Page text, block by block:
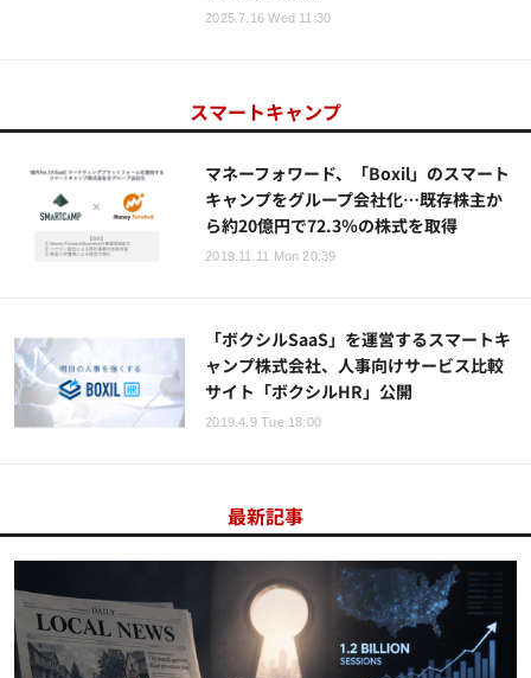
2025.7.16 Wed 11:30
スマートキャンプ
マネーフォワード、「Boxil」のスマート
キャンプをグループ会社化…既存株主か
ら約20億円で72.3％の株式を取得
2019.11.11 Mon 20:39
「ボクシルSaaS」を運営するスマートキ
ャンプ株式会社、人事向けサービス比較
サイト「ボクシルHR」公開
2019.4.9 Tue 18:00
最新記事